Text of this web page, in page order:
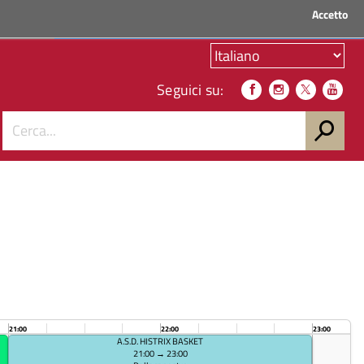
Accetto
Seguici su:
21:00 22:00 23:00
A.S.D. HISTRIX BASKET
21:00 → 23:00